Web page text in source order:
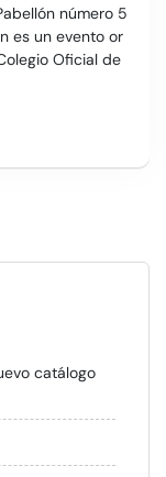
número 5
es un evento or
Oficial de
catálogo